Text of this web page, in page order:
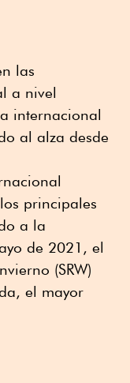
las
a nivel
internacional
al alza desde
principales
a la
de 2021, el
(SRW)
el mayor